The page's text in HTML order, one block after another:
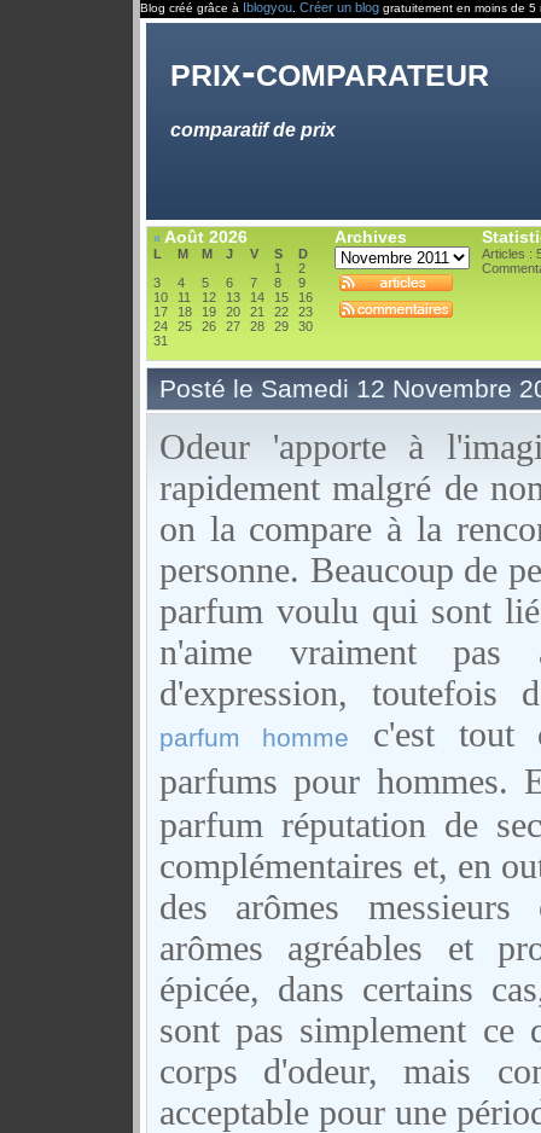
Blog créé grâce à Iblogyou Créer un blog gratuitement en moins de 5
prix-comparateur
comparatif de prix
« Août 2026
L M M J V S
D
1
2
3
4 5 6 7 8
9
10
11 12 13 14 15
16
17
18 19 20 21 22
23
24
25 26 27 28 29
30
31
Archives
Articles :
Posté le Samedi 12 Novembre
Odeur 'apporte à
rapidement malgré de
on la compare à la
personne. Beaucoup de
parfum voulu qui sont
n'aime vraiment
d'expression,
parfum homme
c'est tout
parfums pour hommes.
parfum réputation de
complémentaires et, en
des arômes
arômes agréables et
épicée, dans certains
sont pas simplement
corps d'odeur, mais
acceptable pour une